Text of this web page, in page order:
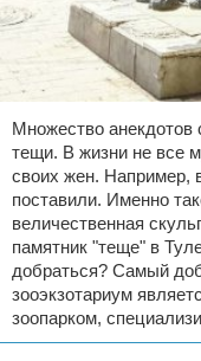
Множество анекдотов
тещи. В жизни не все
своих жен. Например,
поставили. Именно
величественная
памятник "теще" в
добраться? Самый
зооэкзотариум
зоопарком,